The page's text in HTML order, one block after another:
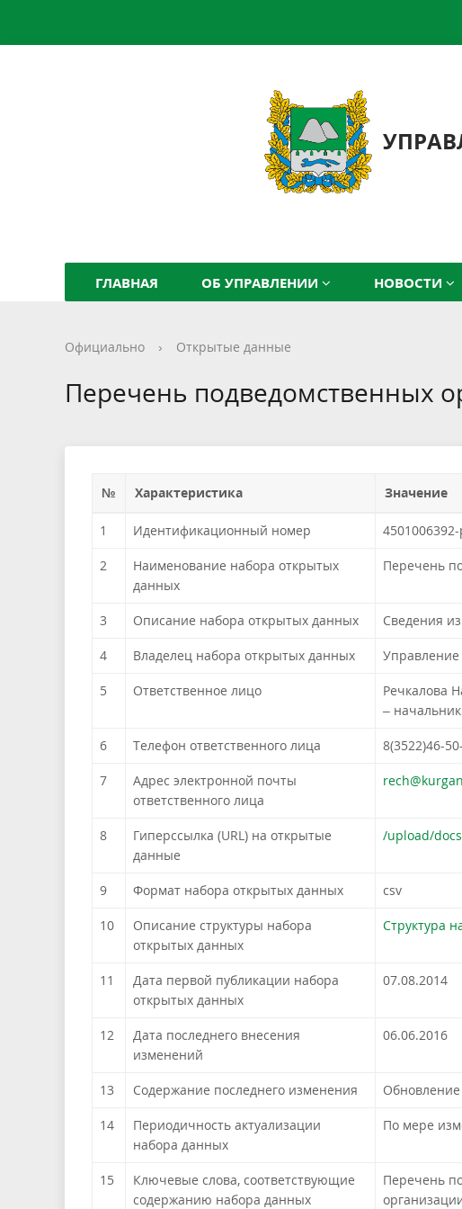
ГЛАВНАЯ ОБ УПРАВЛЕНИИ НОВОСТИ
Официально › Открытые данные
Перечень подведомственных
№ Характеристика Значение
1 Идентификационный номер
2
Наименование набора открытых
данных
Перечень
3 Описание набора открытых данных Сведения
4 Владелец набора открытых данных Управление
5 Ответственное лицо
Речкалова
–
6 Телефон ответственного лица 8(3522)46-
7
Адрес электронной почты
ответственного лица
8
Гиперссылка (URL) на открытые
данные
/upload/
9 Формат набора открытых данных csv
10
Описание структуры набора
открытых данных
Структура
11
Дата первой публикации набора
открытых данных
07.08.2014
12
Дата последнего внесения
изменений
06.06.2016
13 Содержание последнего изменения
14
Периодичность актуализации
набора данных
По мере
15
Ключевые слова, соответствующие
содержанию набора данных
Перечень